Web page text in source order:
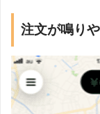
注文が鳴り